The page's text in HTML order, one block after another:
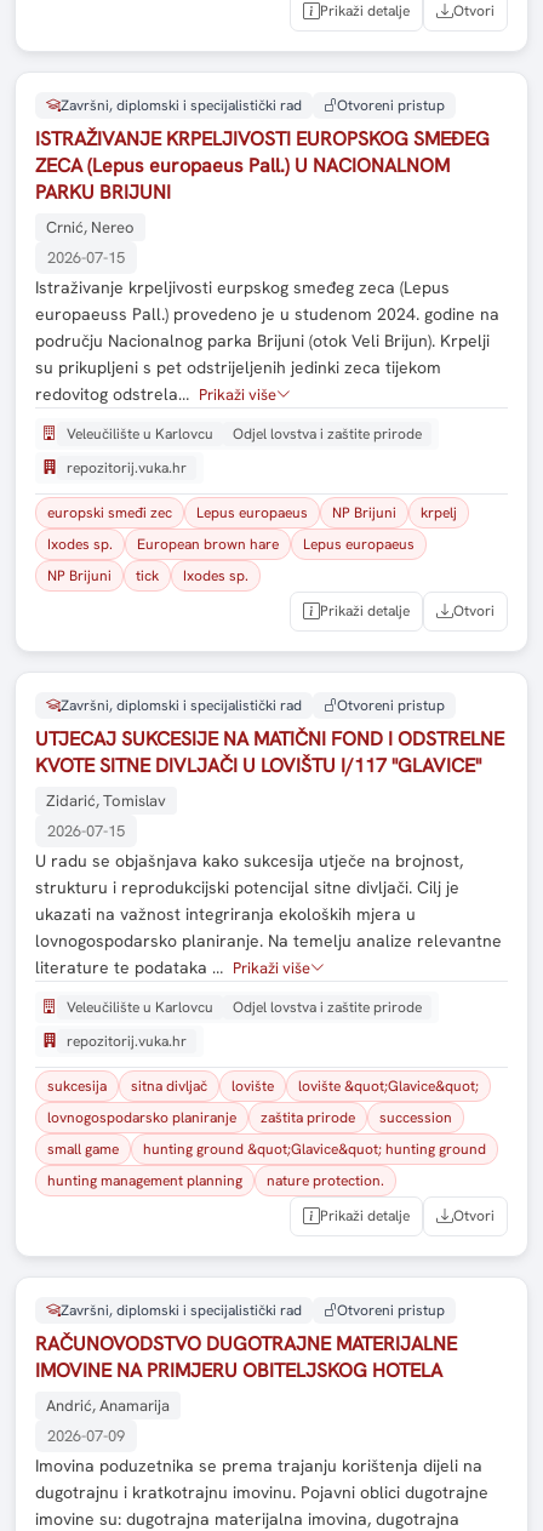
Prikaži detalje
Otvori
Završni, diplomski i specijalistički rad Otvoreni pristup
ISTRAŽIVANJE KRPELJIVOSTI EUROPSKOG SMEĐEG
ZECA (Lepus europaeus Pall.) U NACIONALNOM
PARKU BRIJUNI
Crnić, Nereo
2026-07-15
Istraživanje krpeljivosti eurpskog smeđeg zeca (Lepus
europaeuss Pall.) provedeno je u studenom 2024. godine na
području Nacionalnog parka Brijuni (otok Veli Brijun). Krpelji
su prikupljeni s pet odstrijeljenih jedinki zeca tijekom
redovitog odstrela… Prikaži više
Veleučilište u Karlovcu
Odjel lovstva i zaštite prirode
repozitorij.vuka.hr
europski smeđi zec Lepus europaeus NP Brijuni
krpelj
Ixodes sp.
European brown hare
Lepus europaeus
NP Brijuni
tick
Ixodes sp.
Prikaži detalje
Otvori
Završni, diplomski i specijalistički rad Otvoreni pristup
UTJECAJ SUKCESIJE NA MATIČNI FOND I ODSTRELNE
KVOTE SITNE DIVLJAČI U LOVIŠTU I/117 "GLAVICE"
Zidarić, Tomislav
2026-07-15
U radu se objašnjava kako sukcesija utječe na brojnost,
strukturu i reprodukcijski potencijal sitne divljači. Cilj je
ukazati na važnost integriranja ekoloških mjera u
lovnogospodarsko planiranje. Na temelju analize relevantne
literature te podataka … Prikaži više
Veleučilište u Karlovcu
Odjel lovstva i zaštite prirode
repozitorij.vuka.hr
sukcesija sitna divljač lovište
lovište &quot;Glavice&quot;
lovnogospodarsko planiranje
zaštita prirode
succession
small game
hunting ground &quot;Glavice&quot; hunting ground
hunting management planning
nature protection.
Prikaži detalje
Otvori
Završni, diplomski i specijalistički rad Otvoreni pristup
RAČUNOVODSTVO DUGOTRAJNE MATERIJALNE
IMOVINE NA PRIMJERU OBITELJSKOG HOTELA
Andrić, Anamarija
2026-07-09
Imovina poduzetnika se prema trajanju korištenja dijeli na
dugotrajnu i kratkotrajnu imovinu. Pojavni oblici dugotrajne
imovine su: dugotrajna materijalna imovina, dugotrajna